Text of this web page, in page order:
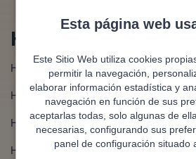
Esta página web
Este Sitio Web utiliza cookies
permitir la navegación,
elaborar información estadística y
navegación en función de sus
aceptarlas todas, solo algunas de
necesarias, configurando sus
panel de configuración situado
Hipotecas En
Hipoteca en Almería
Hipoteca en León
Hipoteca en Salamanca
Hipoteca en Soria